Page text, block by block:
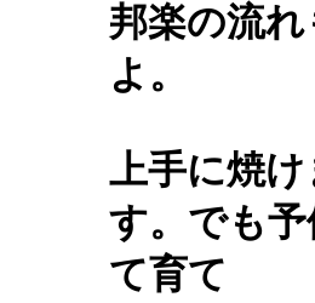
邦楽の流
よ。
上手に焼
す。でも
て育て